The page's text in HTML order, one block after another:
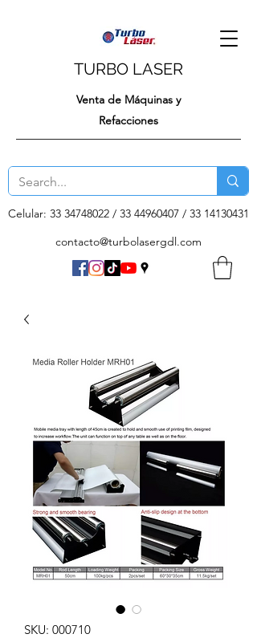
TURBO LASER
Venta de Máquinas y
Refacciones
Celular: 33 34748022 / 33 44960407 / 33 14130431
contacto@turbolasergdl.com
SKU: 000710